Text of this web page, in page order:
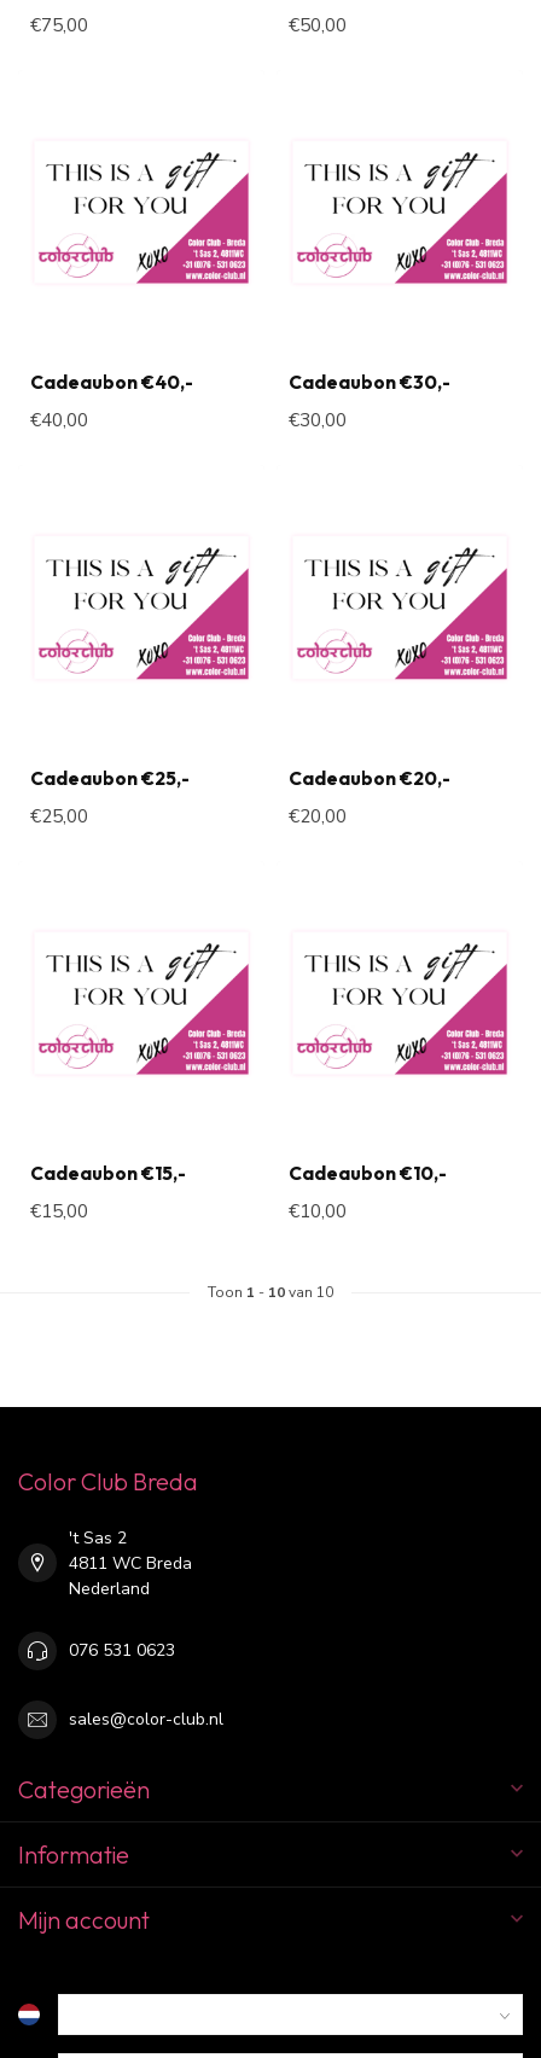
€75,00 €50,00
Cadeaubon €40,-
€40,00
Cadeaubon €30,-
€30,00
Cadeaubon €25,-
€25,00
Cadeaubon €20,-
€20,00
Cadeaubon €15,-
€15,00
Cadeaubon €10,-
€10,00
Toon 1 - 10van 10
Color Club Breda
't Sas 2
4811 WC Breda
Nederland
076 531 0623
sales@color-club.nl
Categorieën
Informatie
Mijn account